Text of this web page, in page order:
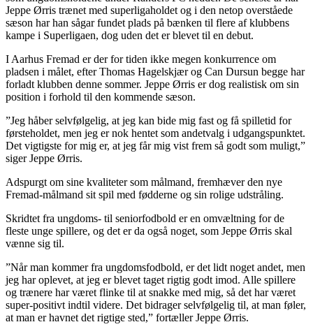
Jeppe Ørris trænet med superligaholdet og i den netop overståede
sæson har han sågar fundet plads på bænken til flere af klubbens
kampe i Superligaen, dog uden det er blevet til en debut.
I Aarhus Fremad er der for tiden ikke megen konkurrence om
pladsen i målet, efter Thomas Hagelskjær og Can Dursun begge har
forladt klubben denne sommer. Jeppe Ørris er dog realistisk om sin
position i forhold til den kommende sæson.
”Jeg håber selvfølgelig, at jeg kan bide mig fast og få spilletid for
førsteholdet, men jeg er nok hentet som andetvalg i udgangspunktet.
Det vigtigste for mig er, at jeg får mig vist frem så godt som muligt,”
siger Jeppe Ørris.
Adspurgt om sine kvaliteter som målmand, fremhæver den nye
Fremad-målmand sit spil med fødderne og sin rolige udstråling.
Skridtet fra ungdoms- til seniorfodbold er en omvæltning for de
fleste unge spillere, og det er da også noget, som Jeppe Ørris skal
vænne sig til.
”Når man kommer fra ungdomsfodbold, er det lidt noget andet, men
jeg har oplevet, at jeg er blevet taget rigtig godt imod. Alle spillere
og trænere har været flinke til at snakke med mig, så det har været
super-positivt indtil videre. Det bidrager selvfølgelig til, at man føler,
at man er havnet det rigtige sted,” fortæller Jeppe Ørris.